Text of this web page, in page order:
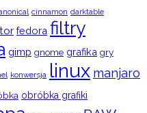
cinnamon darktable
fedora filtry
gimp gnome grafika gry
konwersja linux manjaro
obróbka grafiki